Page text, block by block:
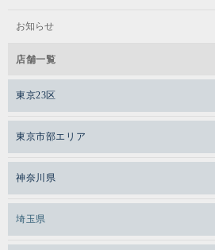
お知らせ
店舗一覧
東京23区
メガロスルフレ恵比寿
メガロス日比谷シャンテ
メガロス白金台
東京市部エリア
メガロス三鷹
メガロスルフレ三鷹
神奈川県
メガロス上永谷
埼玉県